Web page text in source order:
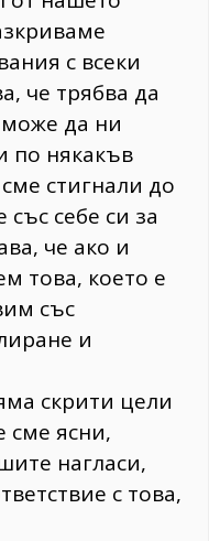
с всеки
че трябва да
да ни
по някакъв
стигнали до
себе си за
че ако и
това, което е
със
и
скрити цели
сме ясни,
нагласи,
с това,